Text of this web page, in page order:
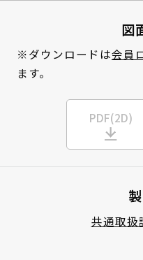
図
※ダウンロードは会員
ます。
PDF(2D)
共通取扱